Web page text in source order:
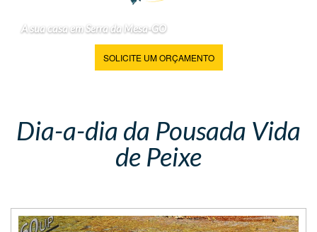
A sua casa em Serra da Mesa-GO
SOLICITE UM ORÇAMENTO
Dia-a-dia da Pousada Vida
de Peixe